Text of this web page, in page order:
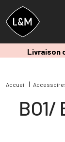
Livraison
Accueil
BO1/